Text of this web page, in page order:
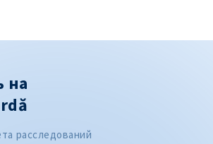
на
расследований